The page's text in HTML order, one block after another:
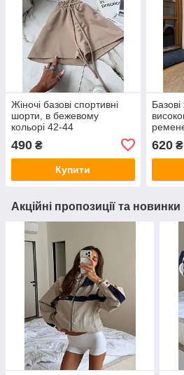
Жіночі базові спортивні
шорти, в бежевому
кольорі 42-44
490 ₴
Купити
620₴
Акційні пропозиції та новинки